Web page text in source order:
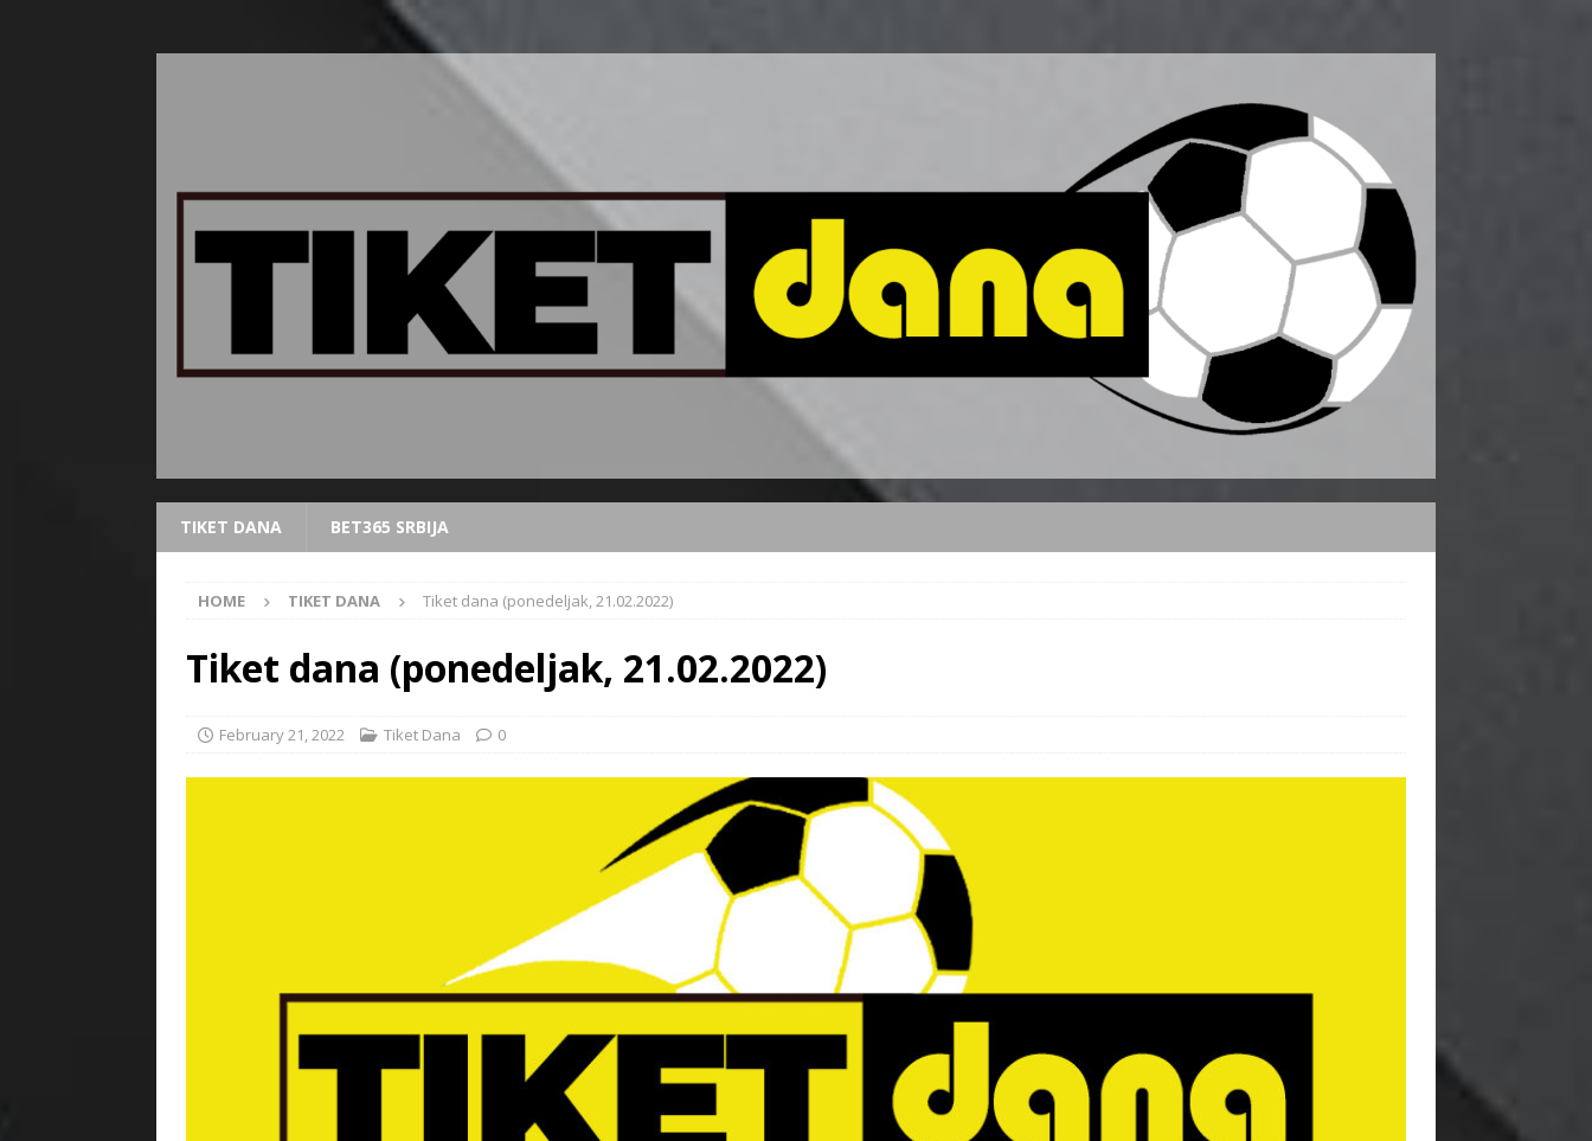
TIKET DANA BET365 SRBIJA
HOME TIKET DANA Tiket dana (ponedeljak, 21.02.2022)
Tiket dana (ponedeljak, 21.02.2022)
February 21, 2022 Tiket Dana 0